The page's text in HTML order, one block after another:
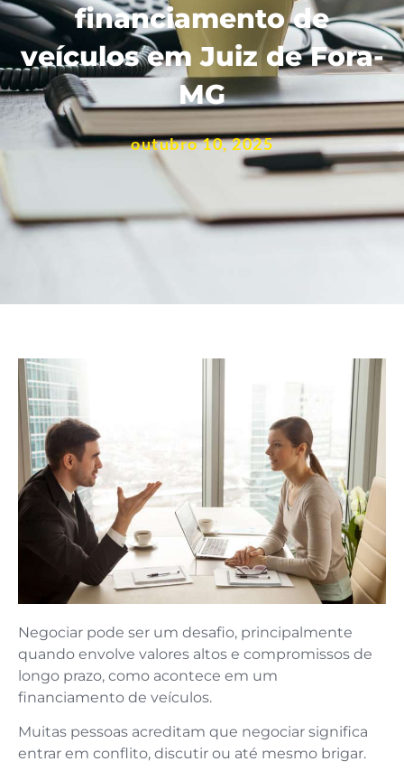
financiamento de
veículos em Juiz de Fora-
MG
outubro 10, 2025
Negociar pode ser um desafio, principalmente
quando envolve valores altos e compromissos de
longo prazo, como acontece em um
financiamento de veículos.
Muitas pessoas acreditam que negociar significa
entrar em conflito, discutir ou até mesmo brigar.